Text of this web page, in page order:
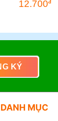
Giá
gốc
12.700đGiá
DANH MỤC